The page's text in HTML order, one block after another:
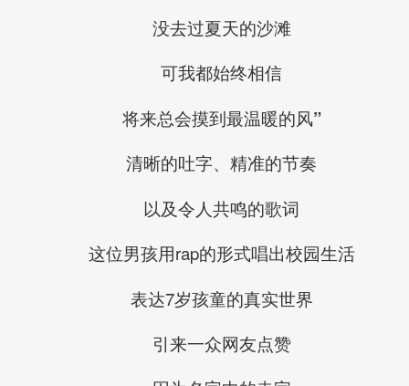
没去过夏天的沙滩
可我都始终相信
将来总会摸到最温暖的风”
清晰的吐字、精准的节奏
以及令人共鸣的歌词
这位男孩用rap的形式唱出校园生活
表达7岁孩童的真实世界
引来一众网友点赞